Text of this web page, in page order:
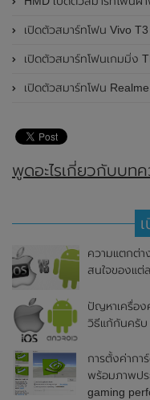
เปิดตัวสมาร์ทโฟน Vivo T3
เปิดตัวสมาร์ทโฟนเกมมิ่ง TECNO
เปิดตัวสมาร์ทโฟน Realme 13
พูดอะไรเกี่ยวกับบท
ความแตกต่า
สนใจของแต่
ปัญหาเครื่อง
วิธีแก้กันครับ
การตั้งค่ากา
พร้อมภาพปร
gaming